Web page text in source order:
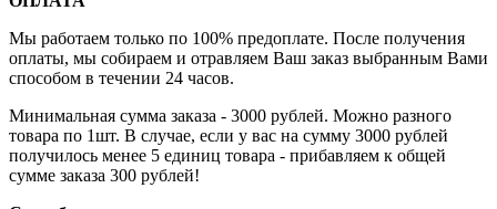
Мы работаем только по 100% предоплате. После получения
оплаты, мы собираем и отравляем Ваш заказ выбранным Вами
способом в течении 24 часов.
Минимальная сумма заказа - 3000 рублей. Можно разного
товара по 1шт. В случае, если у вас на сумму 3000 рублей
получилось менее 5 единиц товара - прибавляем к общей
сумме заказа 300 рублей!